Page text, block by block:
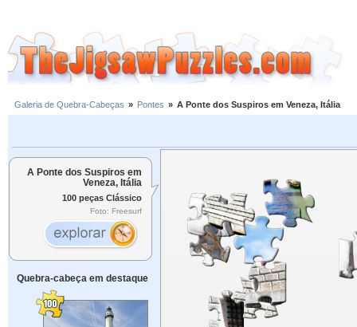
Galeria de Quebra-Cabeças » Pontes » A Ponte dos Suspiros em Veneza, Itália
A Ponte dos Suspiros em
Veneza, Itália
100 peças Clássico
Foto: Freesurf
Quebra-cabeça em destaque